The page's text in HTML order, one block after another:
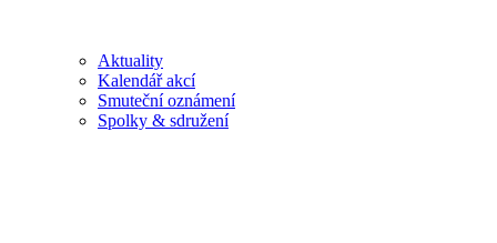
Aktuality
Kalendář akcí
Smuteční oznámení
Spolky & sdružení